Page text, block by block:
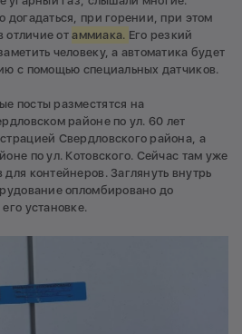
догадаться, при горении, при этом
отличие отаммиака. Его резкий
человеку, а автоматика будет
с помощью специальных датчиков.
посты разместятся на
районе по ул. 60 лет
Свердловского района, а
по ул. Котовского. Сейчас там уже
контейнеров. Заглянуть внутрь
опломбировано до
установке.